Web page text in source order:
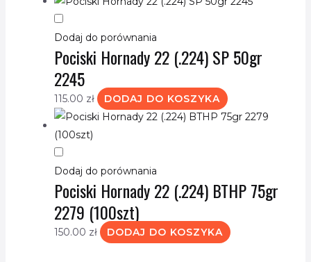
Dodaj do porównania
Pociski Hornady 22 (.224) SP 50gr
2245
115.00 zł DODAJ DO KOSZYKA
Dodaj do porównania
Pociski Hornady 22 (.224) BTHP 75gr
2279 (100szt)
150.00 zł DODAJ DO KOSZYKA